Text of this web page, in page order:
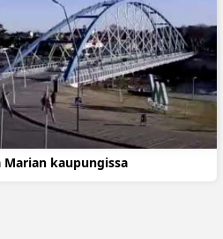
Marian kaupungissa